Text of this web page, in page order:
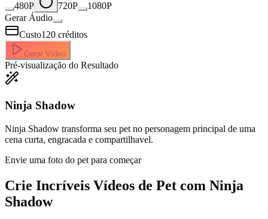
480P
720P
1080P
Gerar Áudio
Custo120 créditos
Gerar Vídeo
Pré-visualização do Resultado
Ninja Shadow
Ninja Shadow transforma seu pet no personagem principal de uma
cena curta, engracada e compartilhavel.
Envie uma foto do pet para começar
Crie Incríveis Vídeos de Pet com Ninja
Shadow